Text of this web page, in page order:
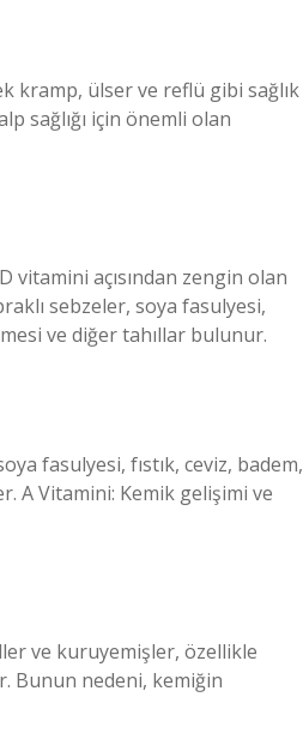
kramp, ülser ve reflü gibi sağlık
sağlığı için önemli olan
açısından zengin olan
sebzeler, soya fasulyesi,
ve diğer tahıllar bulunur.
fasulyesi, fıstık, ceviz, badem,
A Vitamini: Kemik gelişimi ve
ve kuruyemişler, özellikle
Bunun nedeni, kemiğin